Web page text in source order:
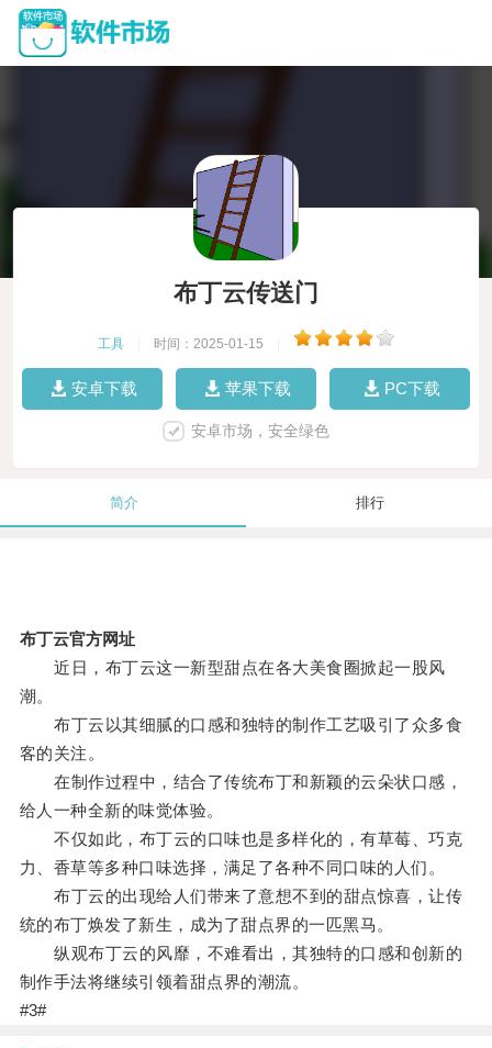
布丁云传送门
工具 时间：2025-01-15
安卓下载 苹果下载 PC下载
安卓市场，安全绿色
简介 排行
布丁云官方网址
近日，布丁云这一新型甜点在各大美食圈掀起一股风
潮。
布丁云以其细腻的口感和独特的制作工艺吸引了众多食
客的关注。
在制作过程中，结合了传统布丁和新颖的云朵状口感，
给人一种全新的味觉体验。
不仅如此，布丁云的口味也是多样化的，有草莓、巧克
力、香草等多种口味选择，满足了各种不同口味的人们。
布丁云的出现给人们带来了意想不到的甜点惊喜，让传
统的布丁焕发了新生，成为了甜点界的一匹黑马。
纵观布丁云的风靡，不难看出，其独特的口感和创新的
制作手法将继续引领着甜点界的潮流。
#3#